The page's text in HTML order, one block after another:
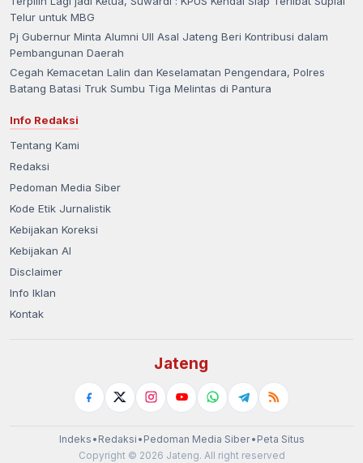
Telur untuk MBG
Pj Gubernur Minta Alumni UII Asal Jateng Beri Kontribusi dalam
Pembangunan Daerah
Cegah Kemacetan Lalin dan Keselamatan Pengendara, Polres
Batang Batasi Truk Sumbu Tiga Melintas di Pantura
Info Redaksi
Tentang Kami
Redaksi
Pedoman Media Siber
Kode Etik Jurnalistik
Kebijakan Koreksi
Kebijakan AI
Disclaimer
Info Iklan
Kontak
Jateng
Indeks • Redaksi • Pedoman Media Siber• Peta Situs
Copyright © 2026 Jateng. All right reserved